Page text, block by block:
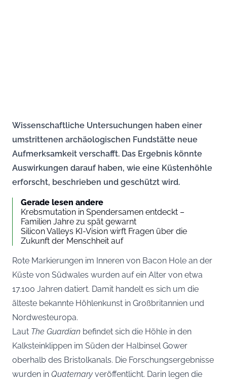
Wissenschaftliche Untersuchungen haben einer
umstrittenen archäologischen Fundstätte neue
Aufmerksamkeit verschafft. Das Ergebnis könnte
Auswirkungen darauf haben, wie eine Küstenhöhle
erforscht, beschrieben und geschützt wird.
Gerade lesen andere
Krebsmutation in Spendersamen entdeckt –
Familien Jahre zu spät gewarnt
Silicon Valleys KI-Vision wirft Fragen über die
Zukunft der Menschheit auf
Rote Markierungen im Inneren von Bacon Hole an der
Küste von Südwales wurden auf ein Alter von etwa
17.100 Jahren datiert. Damit handelt es sich um die
älteste bekannte Höhlenkunst in Großbritannien und
Nordwesteuropa.
Laut The Guardian befindet sich die Höhle in den
Kalksteinklippen im Süden der Halbinsel Gower
oberhalb des Bristolkanals. Die Forschungsergebnisse
wurden in Quaternary veröffentlicht. Darin legen die